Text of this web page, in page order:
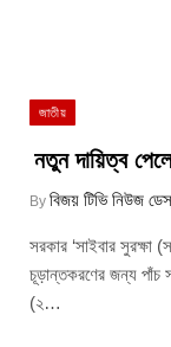
জাতীয়
নতুন দায়িত্ব
By বিজয় টিভি নিউজ
সরকার ‘সাইবার
চূড়ান্তকরণের জন্য পাঁচ
(২…